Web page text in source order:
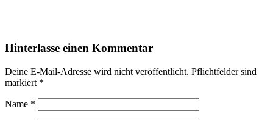
Hinterlasse einen Kommentar
Deine E-Mail-Adresse wird nicht veröffentlicht. Pflichtfelder sind
markiert *
Name *